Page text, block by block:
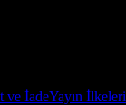
ve İadeYayın İlkeleri